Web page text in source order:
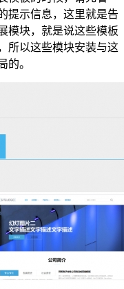
提示信息，这里就是告
模块，就是说这些模板
所以这些模块安装与这
的。